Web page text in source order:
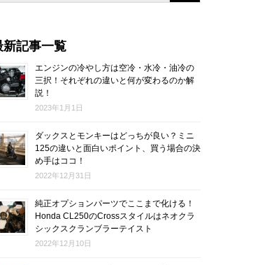
新記事一覧
エンジンの冷やし方は空冷・水冷・油冷の
三択！それぞれの違いと何が変わるのか解
説！
2023年1月1日
ダックスとモンキーはどっちが良い？ミニ
125の違いと面白いポイント、買う場合の決
め手はココ！
2022年12月31日
純正オプションパーツでここまで化ける！
Honda CL250のCrossスタイルはネオクラ
シックスクランブラーテイスト
2022年12月10日